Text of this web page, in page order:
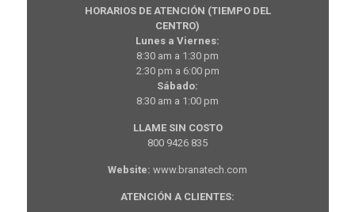
HORARIOS DE ATENCIÓN (TIEMPO DEL
CENTRO)
Lunes a Viernes:
8:30 am a 1:30 pm
2:30 pm a 6:00 pm
Sábado:
8:30 am a 1:00 pm
LLAME SIN COSTO
800 9426 835
Website: www.branatech.com
ATENCIÓN A CLIENTES: